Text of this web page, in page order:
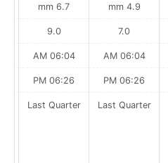
4.9 mm
7.0
06:04 AM
06:26 PM
Last Quarter
6.7 mm
9.0
06:04 AM
06:26 PM
Last Quarter